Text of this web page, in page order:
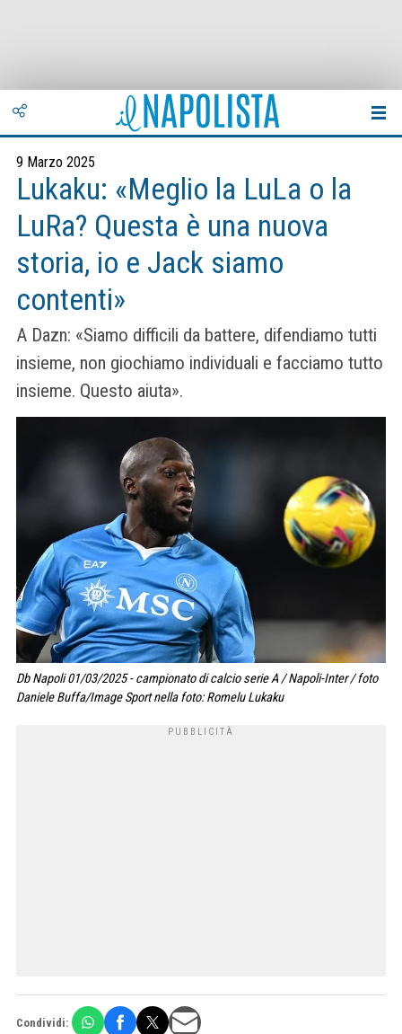
9 Marzo 2025
Lukaku: «Meglio la LuLa o la
LuRa? Questa è una nuova
storia, io e Jack siamo
contenti»
A Dazn: «Siamo difficili da battere, difendiamo tutti
insieme, non giochiamo individuali e facciamo tutto
insieme. Questo aiuta».
Db Napoli 01/03/2025 - campionato di calcio serie A / Napoli-Inter / foto
Daniele Buffa/Image Sport nella foto: Romelu Lukaku
Condividi: